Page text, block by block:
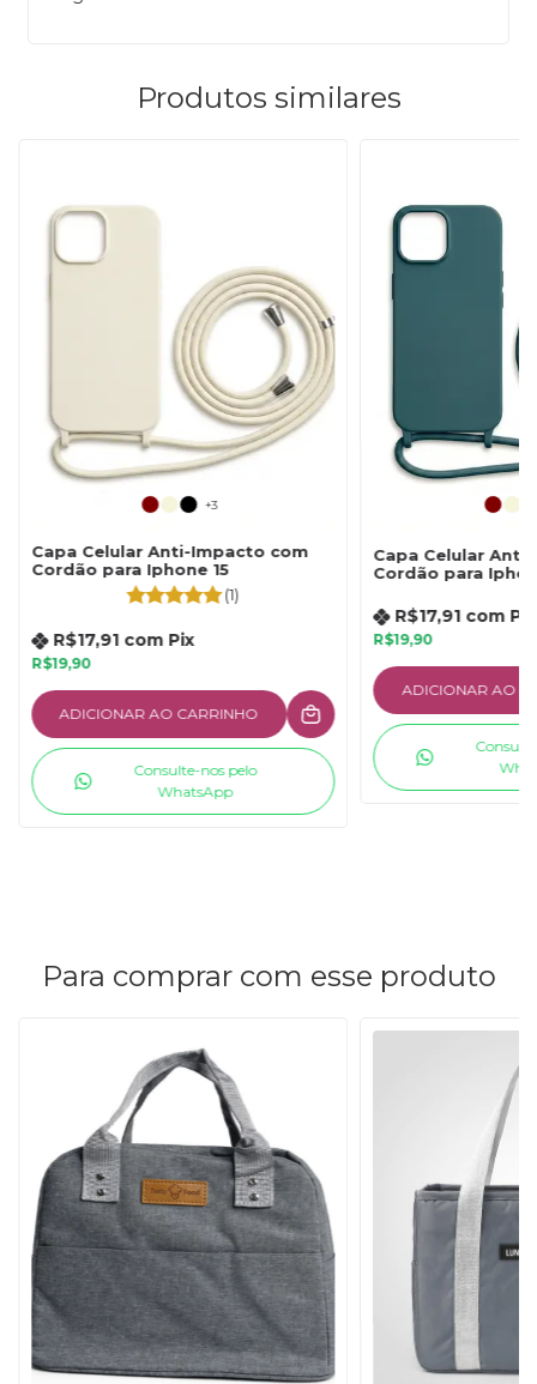
Produtos similares
+3
Capa Celular Anti-Impacto com
Cordão para Iphone 15
(1)
R$19,90
R$17,91 com Pix
ADICIONAR AO CARRINHO
Consulte-nos pelo
WhatsApp
Capa Celular
Cordão para
R$19,90
R$17,91 com Pix
ADICIONAR AO
Para comprar com esse produto